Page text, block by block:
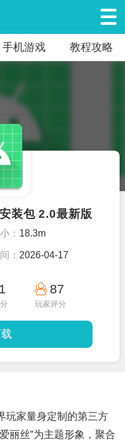
手机游戏 教程攻略
装包 2.0最新版
： 18.3m
： 2026-04-17
87
玩家评分
玩家量身定制的第三方
丽丝”为主题形象，聚合